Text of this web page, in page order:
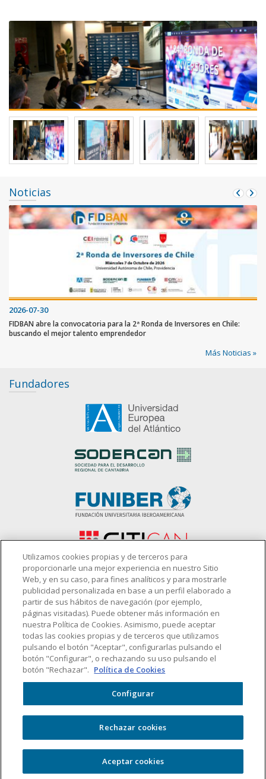
Noticias
2026-07-30
FIDBAN abre la convocatoria para la 2ª Ronda de Inversores en Chile:
buscando el mejor talento emprendedor
Más Noticias »
Fundadores
Patronato
. Todos los derechos reservados. |
Utilizamos cookies propias y de terceros para
proporcionarle una mejor experiencia en nuestro Sitio
Web, y en su caso, para fines analíticos y para mostrarle
publicidad personalizada en base a un perfil elaborado a
partir de sus hábitos de navegación (por ejemplo,
páginas visitadas). Puede obtener más información en
nuestra Política de Cookies. Asimismo, puede aceptar
todas las cookies propias y de terceros que utilizamos
pulsando el botón "Aceptar", configurarlas pulsando el
botón "Configurar", o rechazando su uso pulsando el
botón "Rechazar". Política de Cookies
Configurar
Rechazar cookies
Aceptar cookies